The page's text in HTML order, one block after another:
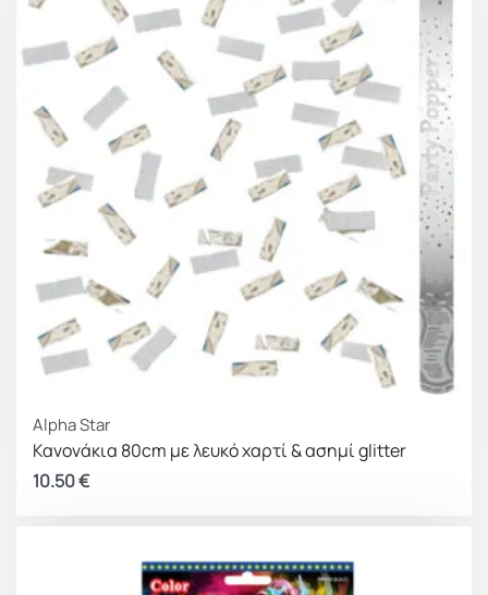
Alpha Star
Κανονάκια 80cm με λευκό χαρτί & ασημί glitter
10.50€